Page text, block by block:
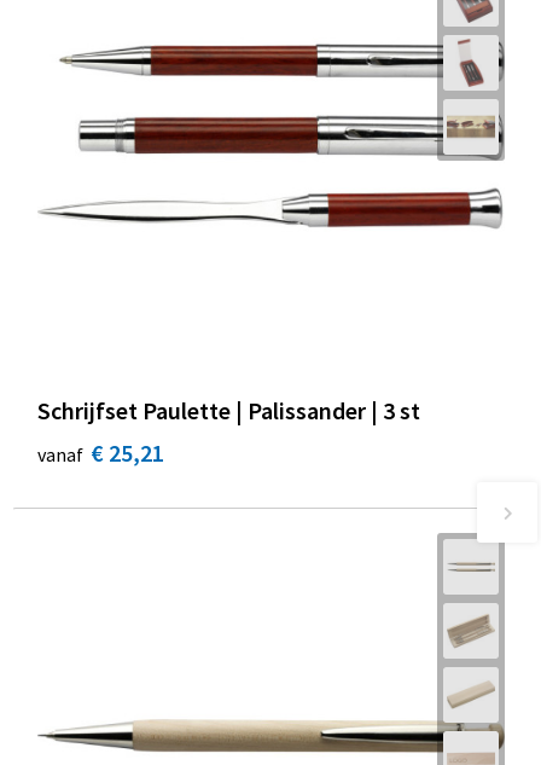
Schrijfset Paulette | Palissander | 3 st
vanaf € 25,21